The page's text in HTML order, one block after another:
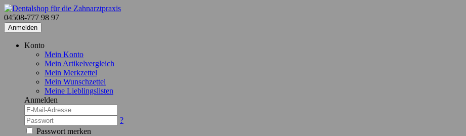
04508-777 98 97
Anmelden
Konto
Mein Konto
Mein Artikelvergleich
Mein Merkzettel
Mein Wunschzettel
Meine Lieblingslisten
Anmelden
?
Passwort merken